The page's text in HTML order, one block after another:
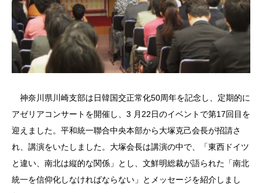
神奈川県川崎支部は日韓国交正常化50周年を記念し、定期的に
アゼリアコンサートを開催し、3 月22日のイベントで第17回目を
迎えました。平和統一聯合中央本部から大塚克己会長が招請さ
れ、講演をいたしました。大塚会長は講演の中で、「東西ドイツ
と違い、南北は縦的な関係」とし、文鮮明総裁が語られた「南北
統一を信仰化しなければならない」とメッセージを紹介しまし